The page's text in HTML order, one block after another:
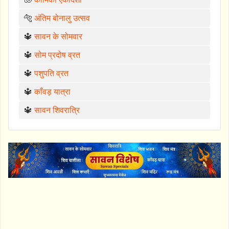
🐅 अंतिम बोनालु उत्सव
🔱सावन के सोमवार
🔱सोम प्रदोष व्रत
🔱पशुपति व्रत
🔱काँवड़ यात्रा
🔱सावन शिवरात्रि